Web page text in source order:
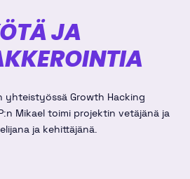
JA
yhteistyössä Growth Hacking
Mikael toimi projektin vetäjänä ja
ja kehittäjänä.